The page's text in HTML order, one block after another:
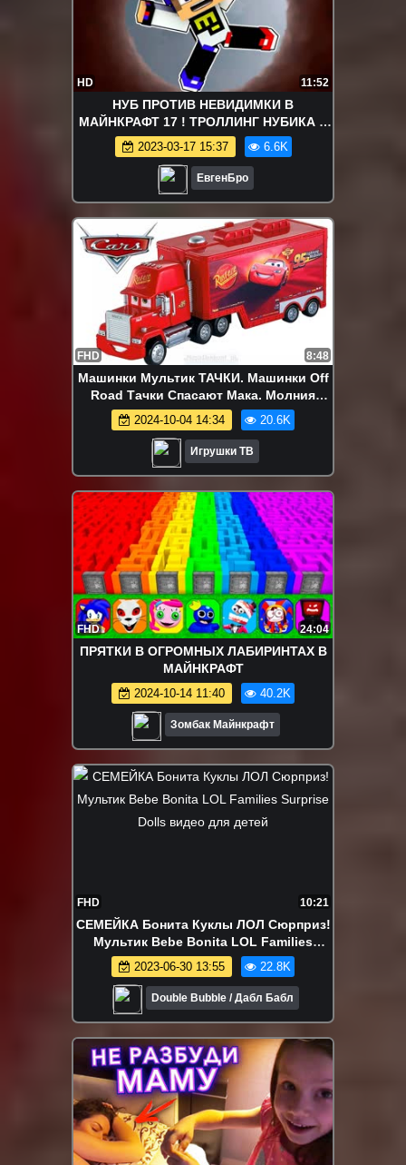
HD 11:52
НУБ ПРОТИВ НЕВИДИМКИ В
МАЙНКРАФТ 17 ! ТРОЛЛИНГ НУБИКА В
MINECRAFT Мультик Майнкрафт
2023-03-17 15:37 6.6K
ЕвгенБро
FHD 8:48
Машинки Мультик ТАЧКИ. Машинки Off
Road Тачки Спасают Мака. Молния
Маквин и ТАЧКИ застряли в снегу!
2024-10-04 14:34 20.6K
Игрушки ТВ
FHD 24:04
ПРЯТКИ В ОГРОМНЫХ ЛАБИРИНТАХ В
МАЙНКРАФТ
2024-10-14 11:40 40.2K
Зомбак Майнкрафт
FHD 10:21
СЕМЕЙКА Бонита Куклы ЛОЛ Сюрприз!
Мультик Bebe Bonita LOL Families
Surprise Dolls видео для детей
2023-06-30 13:55 22.8K
Double Bubble / Дабл Бабл